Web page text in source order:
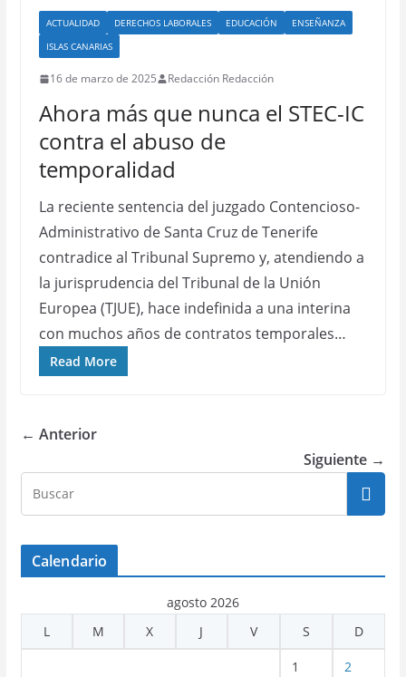
ACTUALIDAD DERECHOS LABORALES EDUCACIÓN
ENSEÑANZA
ISLAS CANARIAS
16 de marzo de 2025 Redacción Redacción
Ahora más que nunca el STEC-IC
contra el abuso de
temporalidad
La reciente sentencia del juzgado Contencioso-
Administrativo de Santa Cruz de Tenerife
contradice al Tribunal Supremo y, atendiendo a
la jurisprudencia del Tribunal de la Unión
Europea (TJUE), hace indefinida a una interina
con muchos años de contratos temporales…
Read More
← Anterior
Siguiente →
Calendario
agosto 2026
L
M X J V S D
1 2